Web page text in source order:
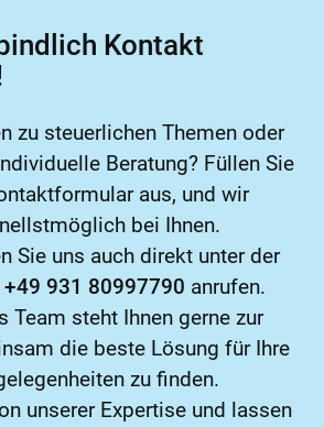
Kontakt
zu steuerlichen Themen oder
Beratung? Füllen Sie
aus, und wir
bei Ihnen.
Sie uns auch direkt unter der
+49 931 80997790 anrufen.
Team steht Ihnen gerne zur
die beste Lösung für Ihre
zu finden.
unserer Expertise und lassen